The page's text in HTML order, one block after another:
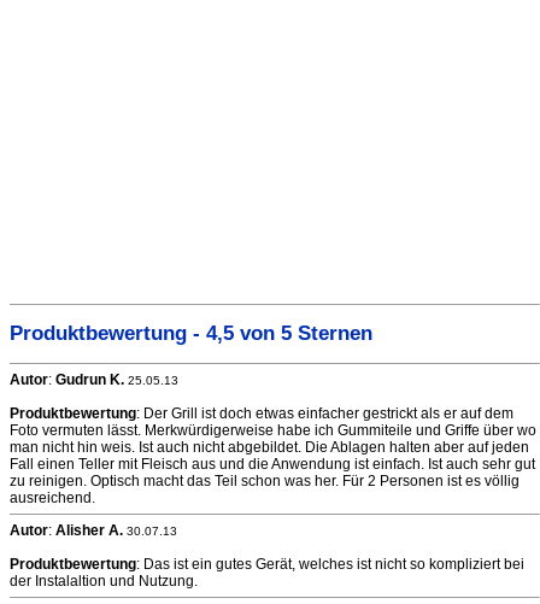
Produktbewertung - 4,5 von 5 Sternen
Autor: Gudrun K. 25.05.13
Produktbewertung: Der Grill ist doch etwas einfacher gestrickt als er auf dem
Foto vermuten lässt. Merkwürdigerweise habe ich Gummiteile und Griffe über wo
man nicht hin weis. Ist auch nicht abgebildet. Die Ablagen halten aber auf jeden
Fall einen Teller mit Fleisch aus und die Anwendung ist einfach. Ist auch sehr gut
zu reinigen. Optisch macht das Teil schon was her. Für 2 Personen ist es völlig
ausreichend.
Autor: Alisher A. 30.07.13
Produktbewertung: Das ist ein gutes Gerät, welches ist nicht so kompliziert bei
der Instalaltion und Nutzung.